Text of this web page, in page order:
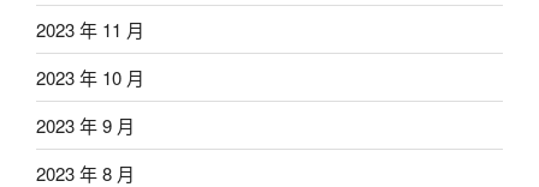
2023 年 11 月
2023 年 10 月
2023 年 9 月
2023 年 8 月